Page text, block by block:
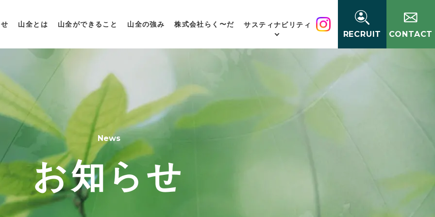
山全とは 山全ができること 山全の強み 株式会社らく〜だ サスティナビリティ
RECRUIT CONTACT
News
お知らせ